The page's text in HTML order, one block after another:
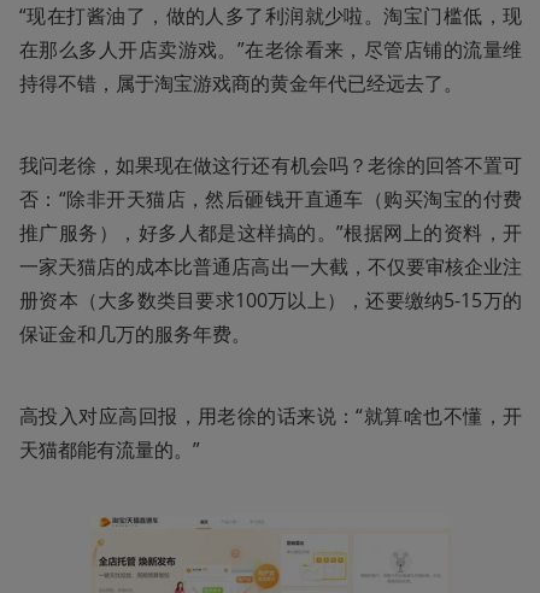
“现在打酱油了，做的人多了利润就少啦。淘宝门槛低，现
在那么多人开店卖游戏。”在老徐看来，尽管店铺的流量维
持得不错，属于淘宝游戏商的黄金年代已经远去了。
我问老徐，如果现在做这行还有机会吗？老徐的回答不置可
否：“除非开天猫店，然后砸钱开直通车（购买淘宝的付费
推广服务），好多人都是这样搞的。”根据网上的资料，开
一家天猫店的成本比普通店高出一大截，不仅要审核企业注
册资本（大多数类目要求100万以上），还要缴纳5-15万的
保证金和几万的服务年费。
高投入对应高回报，用老徐的话来说：“就算啥也不懂，开
天猫都能有流量的。”